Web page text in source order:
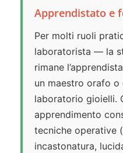
Apprendistato e
Per molti ruoli
laboratorista — la
rimane
un maestro orafo o
laboratorio gioielli.
apprendimento
tecniche operative
incastonatura,